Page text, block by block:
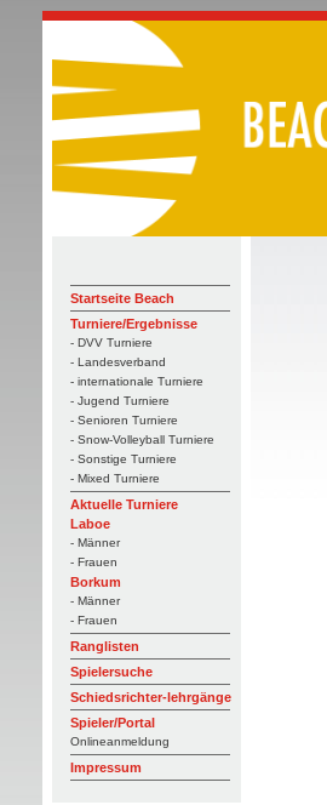
Startseite Beach
Turniere/Ergebnisse
- DVV Turniere
- Landesverband
- internationale Turniere
- Jugend Turniere
- Senioren Turniere
- Snow-Volleyball Turniere
- Sonstige Turniere
- Mixed Turniere
Aktuelle Turniere
Laboe
- Männer
- Frauen
Borkum
- Männer
- Frauen
Ranglisten
Spielersuche
Schiedsrichter-lehrgänge
Spieler/Portal
Onlineanmeldung
Impressum